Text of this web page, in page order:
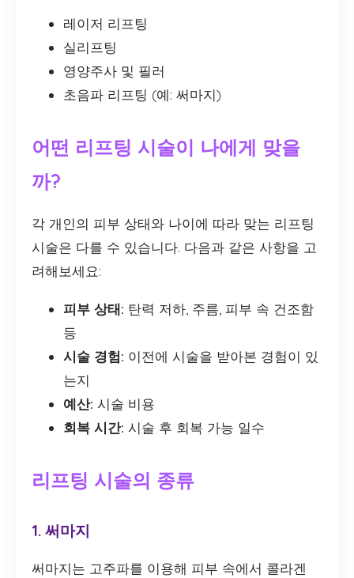
레이저 리프팅
실리프팅
영양주사 및 필러
초음파 리프팅 (예: 써마지)
어떤 리프팅 시술이 나에게 맞을
까?
각 개인의 피부 상태와 나이에 따라 맞는 리프팅
시술은 다를 수 있습니다. 다음과 같은 사항을 고
려해보세요:
피부 상태: 탄력 저하, 주름, 피부 속 건조함
등
시술 경험: 이전에 시술을 받아본 경험이 있
는지
예산: 시술 비용
회복 시간: 시술 후 회복 가능 일수
리프팅 시술의 종류
1. 써마지
써마지는 고주파를 이용해 피부 속에서 콜라겐